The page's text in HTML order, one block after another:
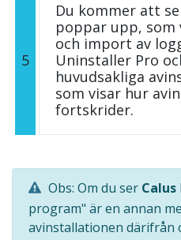
5
Du kommer att
poppar upp, som
och import av
Uninstaller Pro
huvudsakliga
som visar hur
fortskrider.
Obs: Om du ser Calus
program" är en annan
avinstallationen därifrån